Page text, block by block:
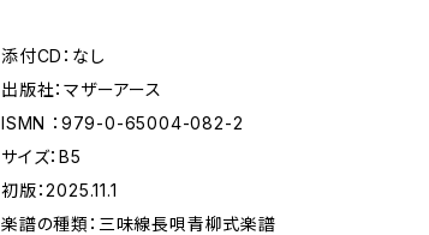
添付CD：なし
出版社：マザーアース
ISMN ：979-0-65004-082-2
サイズ：B5
初版：2025.11.1
楽譜の種類：三味線長唄青柳式楽譜